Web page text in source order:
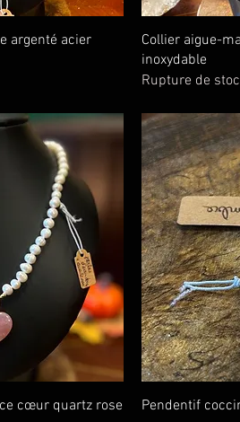
argenté acier
Collier aigue-
inoxydable
Rupture de
cœur quartz rose
Pendentif